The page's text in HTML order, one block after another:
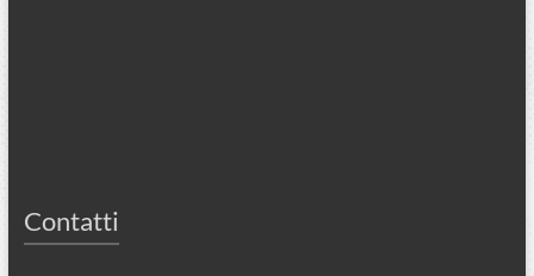
Contatti